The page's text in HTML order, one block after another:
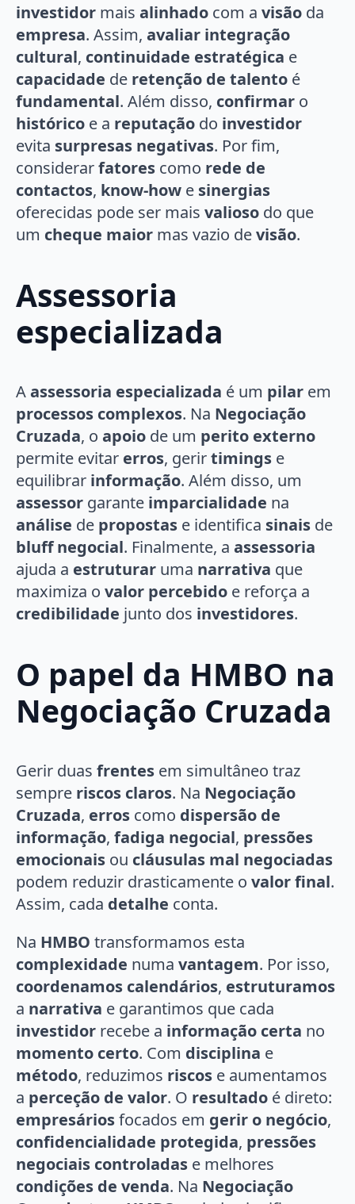
investidor mais alinhado com a visão da
empresa. Assim, avaliar integração
cultural, continuidade estratégica e
capacidade de retenção de talento é
fundamental. Além disso, confirmar o
histórico e a reputação do investidor
evita surpresas negativas. Por fim,
considerarfatores como rede de
contactos, know-how e sinergias
oferecidas pode ser mais valioso do que
um cheque maior mas vazio devisão.
Assessoria
especializada
Aassessoria especializada é um pilar em
processos complexos. Na Negociação
Cruzada, o apoio de um perito externo
permite evitar erros, gerirtimings e
equilibrar informação. Além disso, um
assessor garante imparcialidade na
análise de propostas e identifica sinais de
bluff negocial. Finalmente, a assessoria
ajuda a estruturar uma narrativa que
maximiza o valor percebido e reforça a
credibilidade junto dos investidores.
O papel da HMBO na
Negociação Cruzada
Gerir duas frentes em simultâneo traz
sempre riscos claros. Na Negociação
Cruzada, erros como dispersão de
informação, fadiga negocial, pressões
emocionais ou cláusulas mal negociadas
podem reduzir drasticamente o valor final.
Assim, cada detalhe conta.
Na HMBO transformamos esta
complexidade numa vantagem. Por isso,
coordenamos calendários, estruturamos
a narrativa e garantimos que cada
investidor recebe a informação certa no
momento certo. Com disciplina e
método, reduzimos riscos e aumentamos
a perceção de valor. O resultado é direto:
empresáriosfocados em gerir o negócio,
confidencialidade protegida, pressões
negociais controladas e melhores
condições de venda. Na Negociação